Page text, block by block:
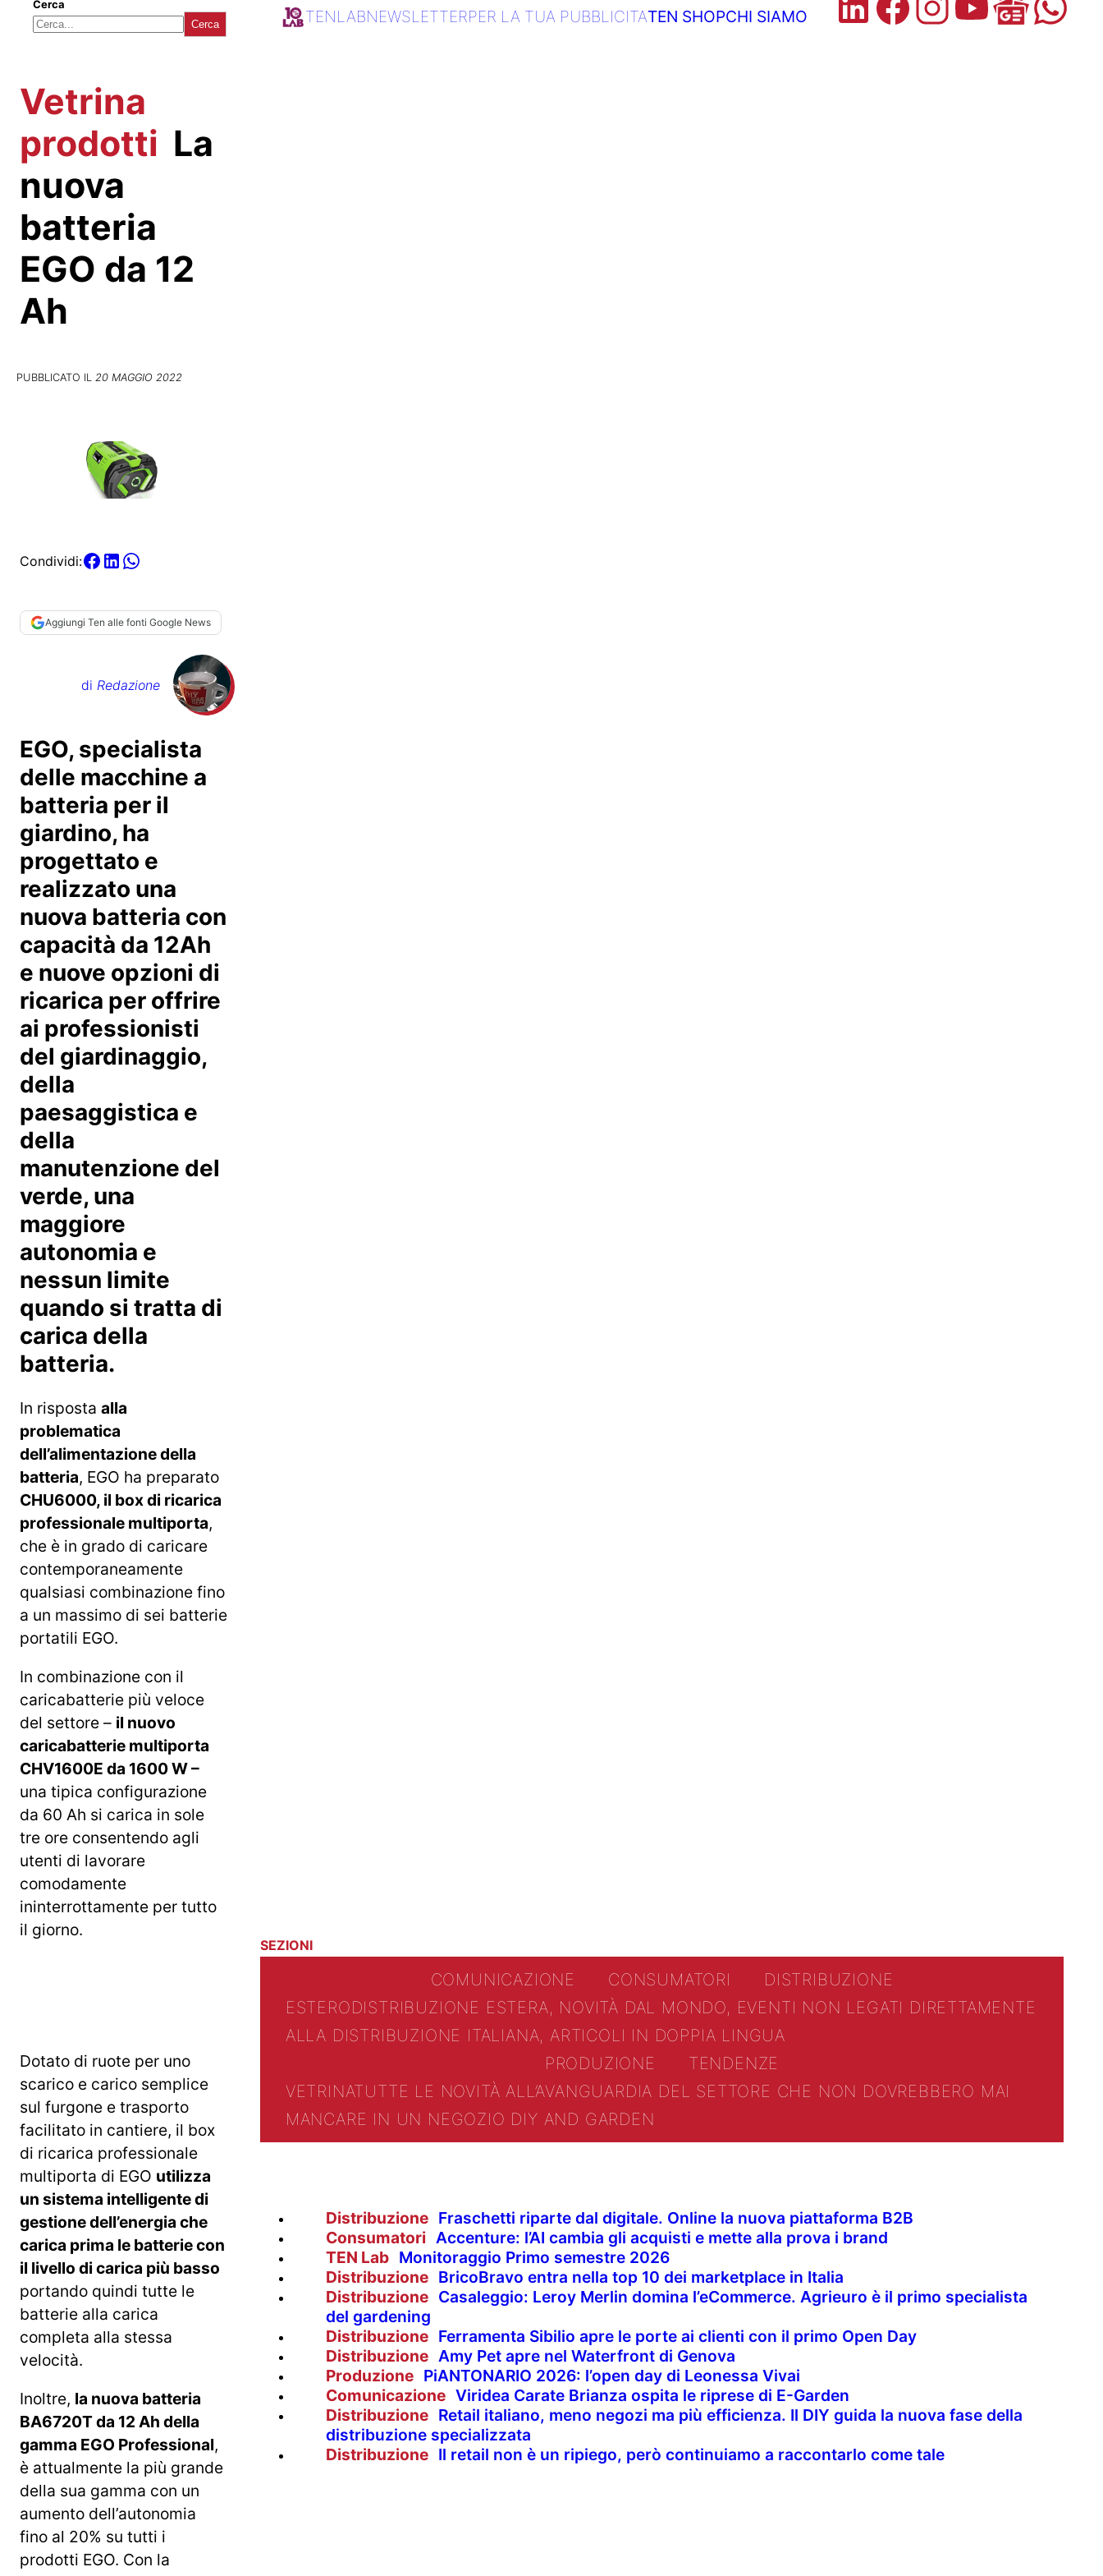
Cerca
Cerca TENLABNEWSLETTERPER LA TUA PUBBLICITATEN SHOPCHI SIAMO
Vetrina
prodotti La
nuova
batteria
EGO da 12
Ah
PUBBLICATO IL 20 MAGGIO 2022
Condividi:
Aggiungi Ten alle fonti Google News
di Redazione
EGO, specialista
delle macchine a
batteria per il
giardino, ha
progettato e
realizzato una
nuova batteria con
capacità da 12Ah
e nuove opzioni di
ricarica per offrire
ai professionisti
del giardinaggio,
della
paesaggistica e
della
manutenzione del
verde, una
maggiore
autonomia e
nessun limite
quando si tratta di
carica della
batteria.
In risposta alla
problematica
dell’alimentazione della
batteria, EGO ha preparato
CHU6000, il box di ricarica
professionale multiporta,
che è in grado di caricare
contemporaneamente
qualsiasi combinazione fino
a un massimo di sei batterie
portatili EGO.
In combinazione con il
caricabatterie più veloce
del settore – il nuovo
caricabatterie multiporta
CHV1600E da 1600 W –
una tipica configurazione
da 60 Ah si carica in sole
tre ore consentendo agli
utenti di lavorare
comodamente
ininterrottamente per tutto
il giorno.
Dotato di ruote per uno
scarico e carico semplice
sul furgone e trasporto
facilitato in cantiere, il box
di ricarica professionale
multiporta di EGO utilizza
un sistema intelligente di
gestione dell’energia che
carica prima le batterie con
il livello di carica più basso
portando quindi tutte le
batterie alla carica
completa alla stessa
velocità.
Inoltre, la nuova batteria
BA6720T da 12 Ah della
gamma EGO Professional,
è attualmente la più grande
della sua gamma con un
aumento dell’autonomia
fino al 20% su tutti i
prodotti EGO. Con la
SEZIONI
COMUNICAZIONE CONSUMATORI
DISTRIBUZIONE
ESTERODISTRIBUZIONE ESTERA, NOVITÀ DAL MONDO, EVENTI NON LEGATI DIRETTAMENTE
ALLA DISTRIBUZIONE ITALIANA, ARTICOLI IN DOPPIA LINGUA
PRODUZIONE
TENDENZE
VETRINATUTTE LE NOVITÀ ALL’AVANGUARDIA DEL SETTORE CHE NON DOVREBBERO MAI
MANCARE IN UN NEGOZIO DIY AND GARDEN
Distribuzione Fraschetti riparte dal digitale. Online la nuova piattaforma B2B
Consumatori Accenture: l’AI cambia gli acquisti e mette alla prova i brand
TEN Lab Monitoraggio Primo semestre 2026
Distribuzione BricoBravo entra nella top 10 dei marketplace in Italia
Distribuzione Casaleggio: Leroy Merlin domina l’eCommerce. Agrieuro è il primo specialista
del gardening
Distribuzione Ferramenta Sibilio apre le porte ai clienti con il primo Open Day
Distribuzione Amy Pet apre nel Waterfront di Genova
Produzione PiANTONARIO 2026: l’open day di Leonessa Vivai
Comunicazione Viridea Carate Brianza ospita le riprese di E-Garden
Distribuzione Retail italiano, meno negozi ma più efficienza. Il DIY guida la nuova fase della
distribuzione specializzata
Distribuzione Il retail non è un ripiego, però continuiamo a raccontarlo come tale